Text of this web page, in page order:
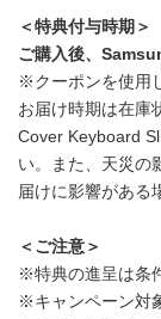
＜特典付与時期＞
ご購入後、
※クーポンを使用
お届け時期は在庫
Cover Keyboard
い。また、天災の
届けに影響がある
＜ご注意＞
※特典の進呈は条
※キャンペーン対